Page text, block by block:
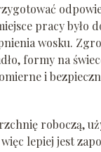
pracy było
wosku.
formy na
i
roboczą,
lepiej jest